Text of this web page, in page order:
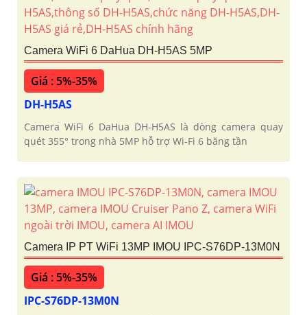
Camera WiFi 6 DaHua DH-H5AS 5MP
Giá : 5%-35%
DH-H5AS
Camera WiFi 6 DaHua DH-H5AS là dòng camera quay
quét 355° trong nhà 5MP hỗ trợ Wi-Fi 6 băng tần
Camera IP PT WiFi 13MP IMOU IPC-S76DP-13M0N
Giá : 5%-35%
IPC-S76DP-13M0N